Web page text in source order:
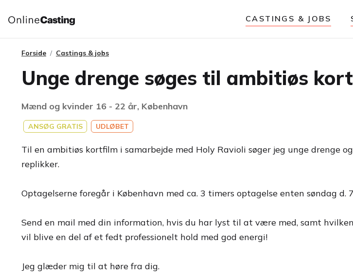
CASTINGS & JOBS
Forside Castings & jobs
Unge drenge søges til ambitiøs
Mænd og kvinder 16 - 22 år, København
ANSØG GRATIS UDLØBET
Til en ambitiøs kortfilm i samarbejde med Holy Ravioli søger jeg unge drenge
replikker.
Optagelserne foregår i København med ca. 3 timers optagelse enten søndag d.
Send en mail med din information, hvis du har lyst til at være med, samt
vil blive en del af et fedt professionelt hold med god energi!
Jeg glæder mig til at høre fra dig.